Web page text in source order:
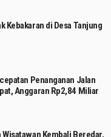
Kebakaran di Desa Tanjung
Penanganan Jalan
Anggaran Rp2,84 Miliar
Kembali Beredar,